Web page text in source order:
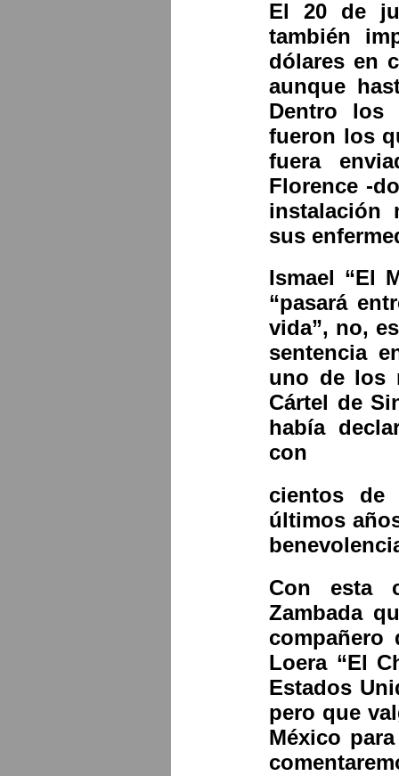
El 20 de
también
dólares en
aunque
Dentro los
fueron los
fuera
Florence -
instalación
sus
Ismael “El
“pasará
vida”, no,
sentencia
uno de los
Cártel de
había
con
cientos de
últimos
Con esta
Zambada
compañero
Loera “El
Estados
pero que
México